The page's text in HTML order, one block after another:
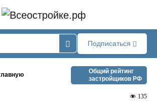
Подписаться
Общий рейтинг
застройщиков РФ
135